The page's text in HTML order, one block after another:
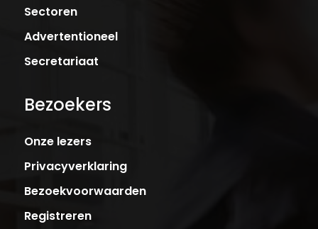
Sectoren
Advertentioneel
Secretariaat
Bezoekers
Onze lezers
Privacyverklaring
Bezoekvoorwaarden
Registreren